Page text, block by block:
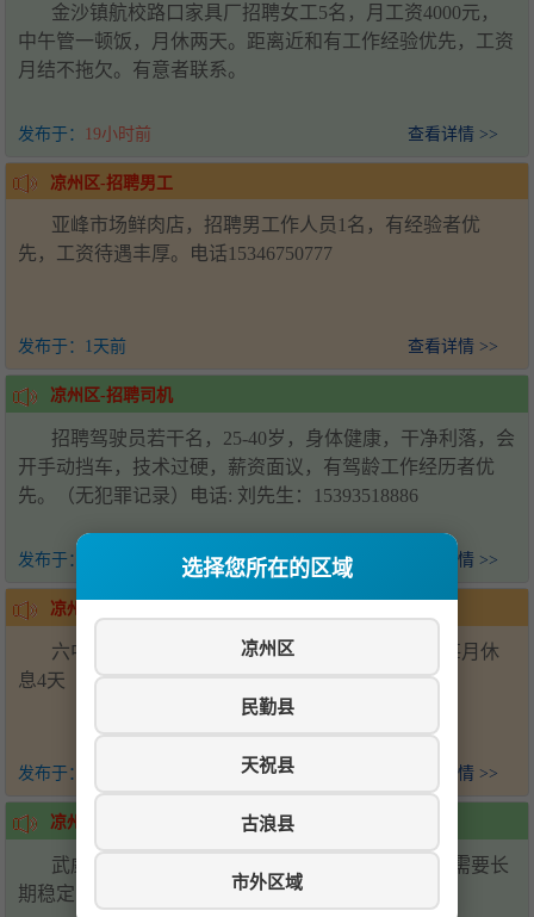
选择您所在的区域
凉州区
民勤县
天祝县
古浪县
市外区域
金沙镇航校路口家具厂招聘女工5名，月工资4000元，
中午管一顿饭，月休两天。距离近和有工作经验优先，工资
月结不拖欠。有意者联系。
发布于： 19小时前 查看详情 >>
凉州区-招聘男工
亚峰市场鲜肉店，招聘男工作人员1名，有经验者优
先，工资待遇丰厚。电话15346750777
发布于： 1天前 查看详情 >>
凉州区-招聘司机
招聘驾驶员若干名，25-40岁，身体健康，干净利落，会
开手动挡车，技术过硬，薪资面议，有驾龄工作经历者优
先。（无犯罪记录）电话: 刘先生：15393518886
发布于： 查看详情 >>
凉州区-招聘帮厨
六中学校食堂招聘后厨帮厨2名，会压面优先，每月休
息4天（上六休一）工资面议-电话15393538881
发布于： 查看详情 >>
凉州区-招聘
武威万达广场招聘川湘菜炒锅两名，配菜两名，需要长
期稳定，要求技术过硬，联系电话19958567158